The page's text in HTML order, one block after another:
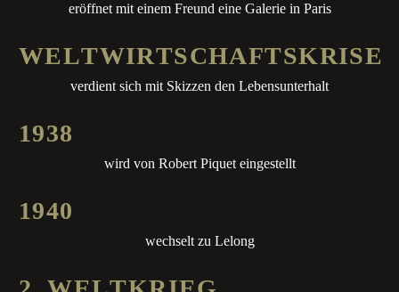
eröffnet mit einem Freund eine Galerie in Paris
WELTWIRTSCHAFTSKRISE
verdient sich mit Skizzen den Lebensunterhalt
1938
wird von Robert Piquet eingestellt
1940
wechselt zu Lelong